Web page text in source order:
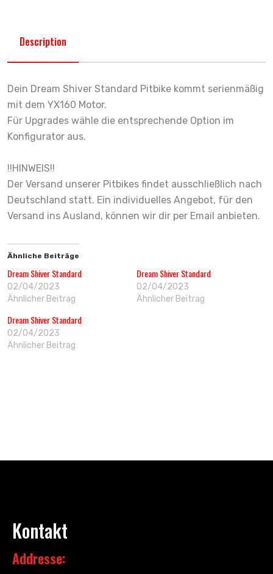
Description
Dein Dream Shiver Standard Pitbike kommt serienmäßig
mit dem YX160 Motor.
Für Upgrades wähle die entsprechende Option im
Konfigurator aus.
!!HINWEIS!!
Der Versand unserer Pitbikes findet ausschließlich nach
Deutschland statt. Ein individuelles Angebot, für den
Versand ins Ausland, können wir dir per Email anbieten.
Ähnliche Beiträge
Dream Shiver Standard
02/04/2023
Ähnlicher Beitrag
Dream Shiver Standard
02/04/2023
Ähnlicher Beitrag
Dream Shiver Standard
02/04/2023
Ähnlicher Beitrag
Kontakt
Addresse: